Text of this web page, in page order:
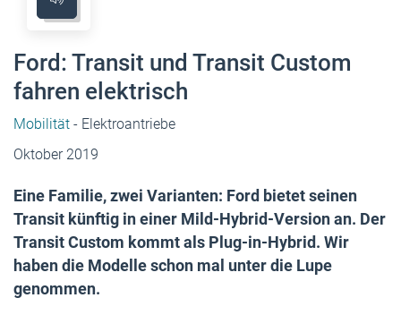
Ford: Transit und Transit Custom
fahren elektrisch
Mobilität - Elektroantriebe
Oktober 2019
Eine Familie, zwei Varianten: Ford bietet seinen
Transit künftig in einer Mild-Hybrid-Version an. Der
Transit Custom kommt als Plug-in-Hybrid. Wir
haben die Modelle schon mal unter die Lupe
genommen.